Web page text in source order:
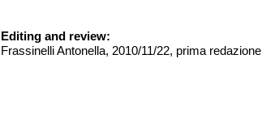
Editing and review:
Frassinelli Antonella, 2010/11/22, prima redazione